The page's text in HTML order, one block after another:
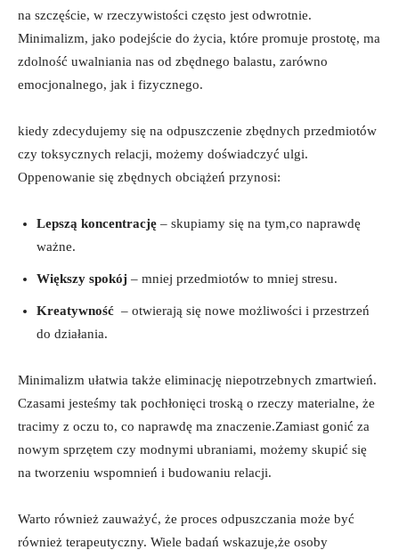
na szczęście, w rzeczywistości‌ często ⁤jest ​odwrotnie.
Minimalizm, jako podejście do życia, ​które promuje prostotę, ma
zdolność uwalniania nas od zbędnego balastu, ⁣zarówno
emocjonalnego, jak i fizycznego.
kiedy zdecydujemy się na odpuszczenie zbędnych przedmiotów
czy toksycznych relacji, możemy doświadczyć ulgi.⁢
Oppenowanie się zbędnych obciążeń​ przynosi:
Lepszą koncentrację ⁣– skupiamy ⁣się na tym,co naprawdę
ważne.
Większy spokój – mniej ‌przedmiotów to mniej stresu.
Kreatywność ⁢ – otwierają się nowe możliwości i⁤ przestrzeń
do działania.
Minimalizm ułatwia ⁣także eliminację niepotrzebnych zmartwień.
Czasami jesteśmy tak pochłonięci troską o ​rzeczy materialne, że
tracimy z oczu to,‌ co naprawdę ma znaczenie.Zamiast gonić za
nowym⁢ sprzętem czy ‌modnymi ubraniami, możemy skupić się​
na tworzeniu wspomnień i budowaniu relacji.
Warto również zauważyć, że proces odpuszczania​ może być
również terapeutyczny. Wiele badań wskazuje,że osoby‌